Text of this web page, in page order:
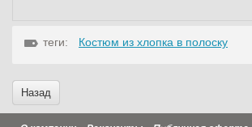
теги: Костюм из хлопка в полоску
Назад